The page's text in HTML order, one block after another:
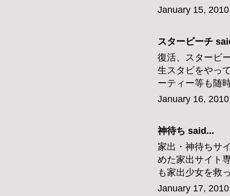
January 15,
スタービーチ
復活、スタービ
生スタビをやっ
ーティー等も随
January 16,
神待ち said...
家出・神待ちサ
めた家出サイト
も家出少女を救
January 17,